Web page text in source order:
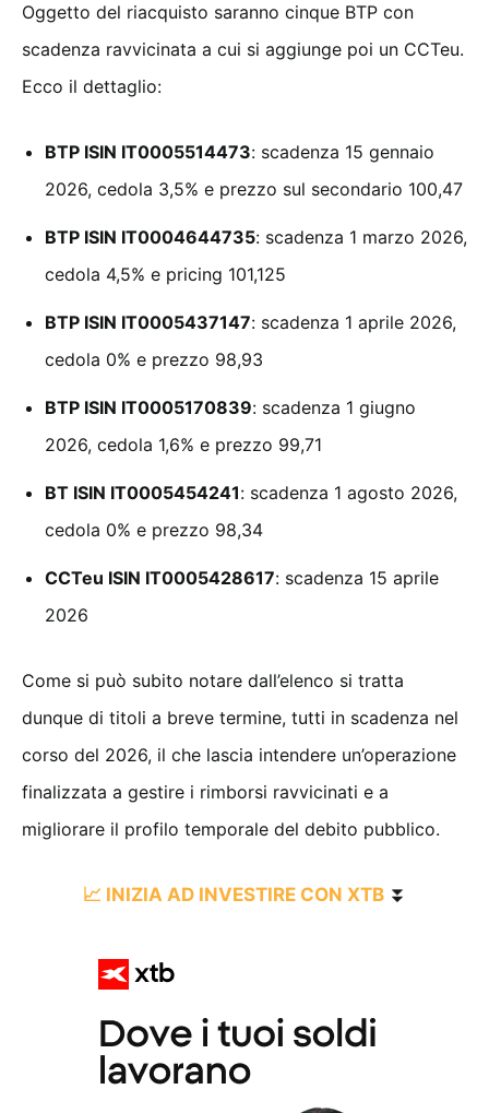
Oggetto del riacquisto saranno cinque BTP con
scadenza ravvicinata a cui si aggiunge poi un CCTeu.
Ecco il dettaglio:
BTP ISIN IT0005514473: scadenza 15 gennaio
2026, cedola 3,5% e prezzo sul secondario 100,47
BTP ISIN IT0004644735: scadenza 1 marzo 2026,
cedola 4,5% e pricing 101,125
BTP ISIN IT0005437147: scadenza 1 aprile 2026,
cedola 0% e prezzo 98,93
BTP ISIN IT0005170839: scadenza 1 giugno
2026, cedola 1,6% e prezzo 99,71
BT ISIN IT0005454241: scadenza 1 agosto 2026,
cedola 0% e prezzo 98,34
CCTeu ISIN IT0005428617: scadenza 15 aprile
2026
Come si può subito notare dall’elenco si tratta
dunque di titoli a breve termine, tutti in scadenza nel
corso del 2026, il che lascia intendere un’operazione
finalizzata a gestire i rimborsi ravvicinati e a
migliorare il profilo temporale del debito pubblico.
📈 INIZIA AD INVESTIRE CON XTB ⏬